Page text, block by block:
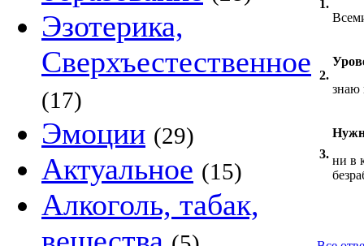
Эзотерика,
Сверхъестественное
(17)
Эмоции (29)
Актуальное (15)
Алкоголь, табак,
1.
2.
знаю
3. ни в